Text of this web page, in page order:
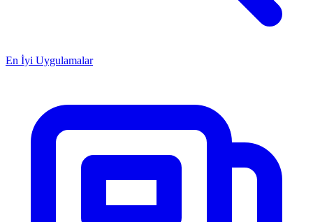
En İyi Uygulamalar